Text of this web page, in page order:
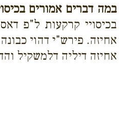
במה דברים אמורים
בכיסויי קרקעות ל"פ
אחיזה. פירש"י דהוי
אחיזה דיליה דלמשקיל